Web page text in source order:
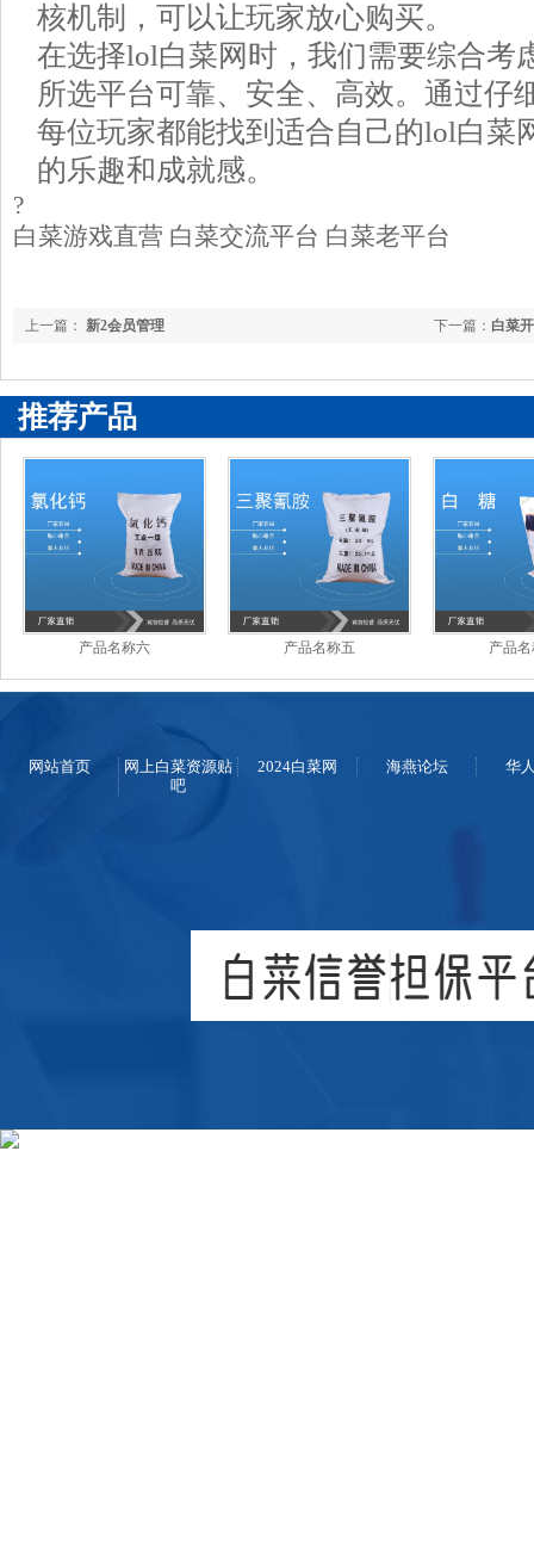
核机制，可以让玩家放心购买。
在选择lol白菜网时，我们需要综合考
所选平台可靠、安全、高效。通过仔
每位玩家都能找到适合自己的lol白菜
的乐趣和成就感。
?
白菜游戏直营 白菜交流平台 白菜老平台
下一篇： 白菜
上一篇： 新2会员管理
推荐产品
产品名称六 产品名称五 产品
网站首页
网上白菜资源贴
吧
2024白菜网 海燕论坛 华